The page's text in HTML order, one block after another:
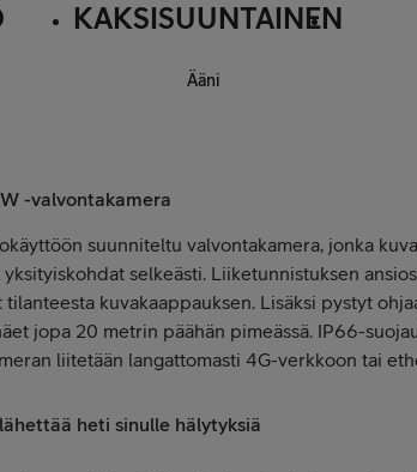
KAKSISUUNTAINEN
Ääni
-valvontakamera
suunniteltu valvontakamera, jonka
selkeästi. Liiketunnistuksen
kuvakaappauksen. Lisäksi pystyt
jopa 20 metrin päähän pimeässä. IP66-
liitetään langattomasti 4G-verkkoon tai
heti sinulle hälytyksiä